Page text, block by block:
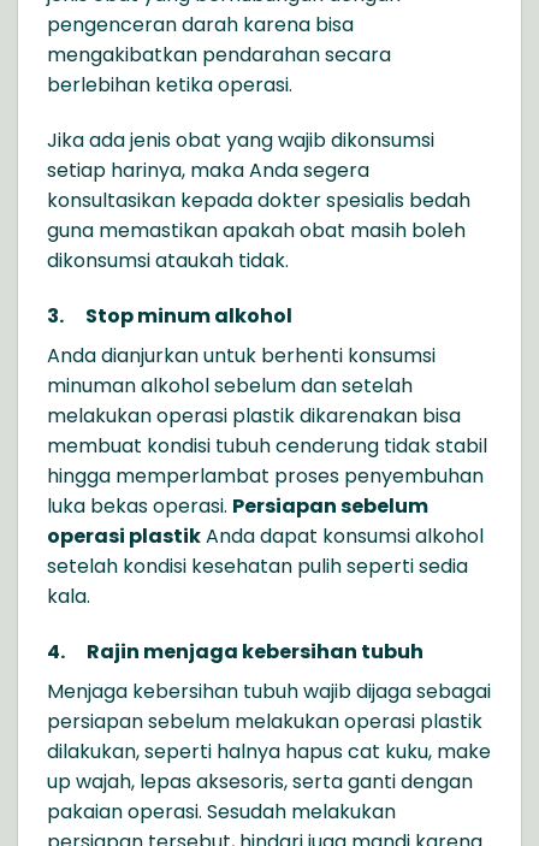
pengenceran darah karena bisa
mengakibatkan pendarahan secara
berlebihan ketika operasi.
Jika ada jenis obat yang wajib dikonsumsi
setiap harinya, maka Anda segera
konsultasikan kepada dokter spesialis bedah
guna memastikan apakah obat masih boleh
dikonsumsi ataukah tidak.
3. Stop minum alkohol
Anda dianjurkan untuk berhenti konsumsi
minuman alkohol sebelum dan setelah
melakukan operasi plastik dikarenakan bisa
membuat kondisi tubuh cenderung tidak stabil
hingga memperlambat proses penyembuhan
luka bekas operasi. Persiapan sebelum
operasi plastikAnda dapat konsumsi alkohol
setelah kondisi kesehatan pulih seperti sedia
kala.
4. Rajin menjaga kebersihan tubuh
Menjaga kebersihan tubuh wajib dijaga sebagai
persiapan sebelum melakukan operasi plastik
dilakukan, seperti halnya hapus cat kuku, make
up wajah, lepas aksesoris, serta ganti dengan
pakaian operasi. Sesudah melakukan